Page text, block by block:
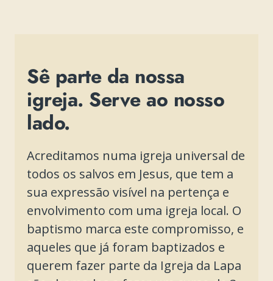
Sê parte da nossa
igreja. Serve ao nosso
lado.
Acreditamos numa igreja universal de
todos os salvos em Jesus, que tem a
sua expressão visível na pertença e
envolvimento com uma igreja local. O
baptismo marca este compromisso, e
aqueles que já foram baptizados e
querem fazer parte da Igreja da Lapa